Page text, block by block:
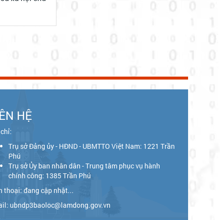
HỆ
Trụ sở Đảng ủy - HĐND - UBMTTO Việt Nam: 1221 Trần
Phú
Trụ sở Ủy ban nhân dân - Trung tâm phục vụ hành
chính công: 1385 Trần Phú
thoại: đang cập nhật...
ubndp3baoloc@lamdong.gov.vn